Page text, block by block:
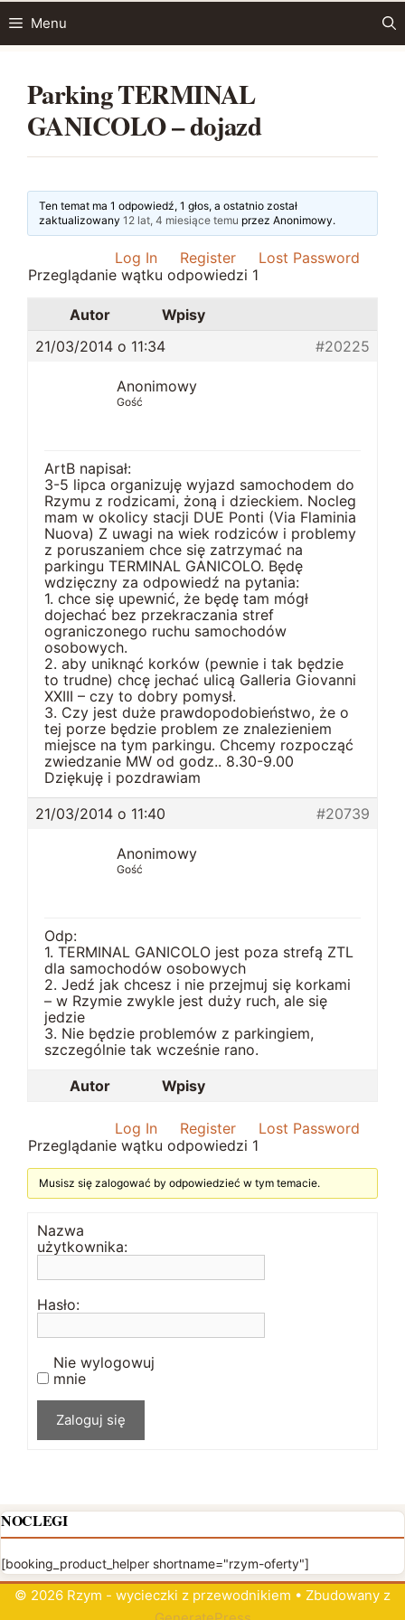
Menu
Parking TERMINAL
GANICOLO – dojazd
Ten temat ma 1 odpowiedź, 1 głos, a ostatnio został
zaktualizowany 12 lat, 4 miesiące temu przez Anonimowy.
Log In Register
Lost Password
Przeglądanie wątku odpowiedzi 1
Autor
Wpisy
21/03/2014 o 11:34
#20225
Anonimowy
Gość
ArtB napisał:
3-5 lipca organizuję wyjazd samochodem do
Rzymu z rodzicami, żoną i dzieckiem. Nocleg
mam w okolicy stacji DUE Ponti (Via Flaminia
Nuova) Z uwagi na wiek rodziców i problemy
z poruszaniem chce się zatrzymać na
parkingu TERMINAL GANICOLO. Będę
wdzięczny za odpowiedź na pytania:
1. chce się upewnić, że będę tam mógł
dojechać bez przekraczania stref
ograniczonego ruchu samochodów
osobowych.
2. aby uniknąć korków (pewnie i tak będzie
to trudne) chcę jechać ulicą Galleria Giovanni
XXIII – czy to dobry pomysł.
3. Czy jest duże prawdopodobieństwo, że o
tej porze będzie problem ze znalezieniem
miejsce na tym parkingu. Chcemy rozpocząć
zwiedzanie MW od godz.. 8.30-9.00
Dziękuję i pozdrawiam
21/03/2014 o 11:40
#20739
Anonimowy
Gość
Odp:
1. TERMINAL GANICOLO jest poza strefą ZTL
dla samochodów osobowych
2. Jedź jak chcesz i nie przejmuj się korkami
– w Rzymie zwykle jest duży ruch, ale się
jedzie
3. Nie będzie problemów z parkingiem,
szczególnie tak wcześnie rano.
Autor
Wpisy
Log In Register
Lost Password
Przeglądanie wątku odpowiedzi 1
Musisz się zalogować by odpowiedzieć w tym temacie.
Nazwa
użytkownika:
Hasło:
Nie wylogowuj
mnie
Zaloguj się
NOCLEGI
[booking_product_helper shortname="rzym-oferty"]
© 2026 Rzym - wycieczki z przewodnikiem • Zbudowany z